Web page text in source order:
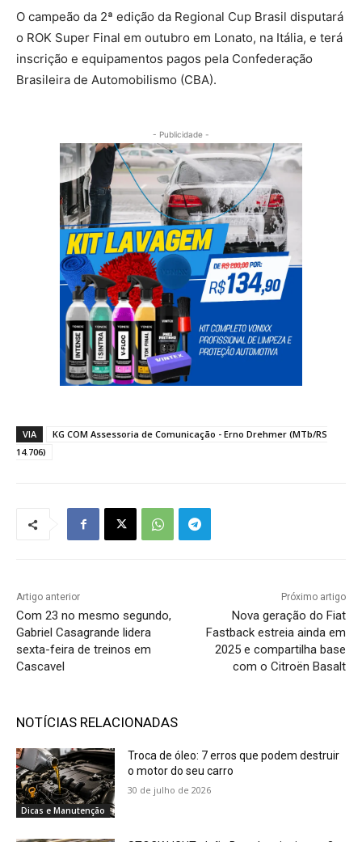
O campeão da 2ª edição da Regional Cup Brasil disputará
o ROK Super Final em outubro em Lonato, na Itália, e terá
inscrição e equipamentos pagos pela Confederação
Brasileira de Automobilismo (CBA).
- Publicidade -
VIA
KG COM Assessoria de Comunicação - Erno Drehmer (MTb/RS
14.706)
Artigo anterior
Com 23 no mesmo segundo,
Gabriel Casagrande lidera
sexta-feira de treinos em
Cascavel
Próximo artigo
Nova geração do Fiat
Fastback estreia ainda em
2025 e compartilha base
com o Citroën Basalt
NOTÍCIAS RELACIONADAS
Dicas e Manutenção
Troca de óleo: 7 erros que podem destruir
o motor do seu carro
30 de julho de 2026